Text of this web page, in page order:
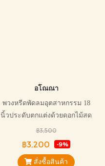
อโณณา
พวงหรีดพัดลมอุตสาหกรรม 18
นิ้วประดับตกแต่งด้วยดอกไม้สด
โทนสีขาวเขียว สวยหรู เหมาะ
สมกับการไว้อาลัยทุกแบบ
฿3,500
฿3,200 -9%
สั่งซื้อสินค้า